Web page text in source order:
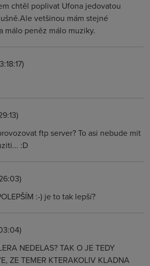
chtěl poplivat Ufona jedovatou
vetšinou mám stejné
málo peněz málo muziky.
ftp server? To asi nebude mit
:D
:-) je to tak lepší?
NEDELAS? TAK O JE TEDY
ZE TEMER KTERAKOLIV KLADNA